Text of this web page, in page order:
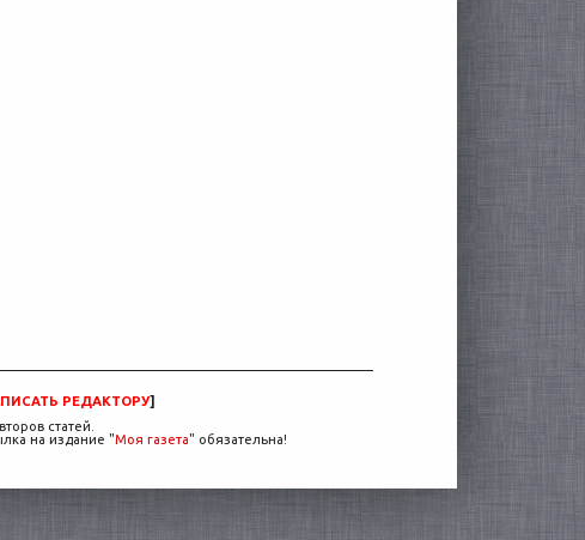
РЕДАКТОРУ]
статей.
на издание "Моя газета" обязательна!